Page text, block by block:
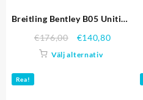
Breitling Bentley B05 Unitime
armband 622.520 Replika
Klockor
€176,00 €140,80
Välj alternativ
Rea!